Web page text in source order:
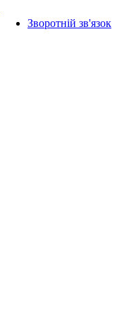
Зворотній зв'язок